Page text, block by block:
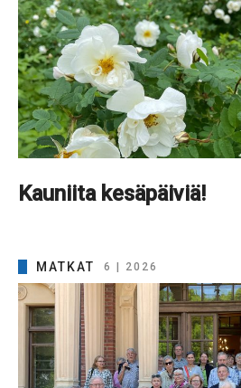
Kauniita kesäpäiviä!
MATKAT 6 | 2026